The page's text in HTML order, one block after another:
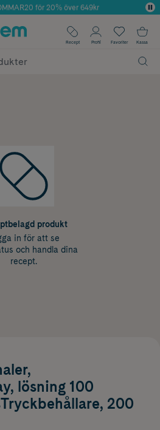
2025 inom Skönhet
för 20% över 649kr
✓ Fri frakt
på alla köp*
Recept Profil Favoriter Kassa
produkt
in för att se
och handla dina
recept.
lösning 100
200